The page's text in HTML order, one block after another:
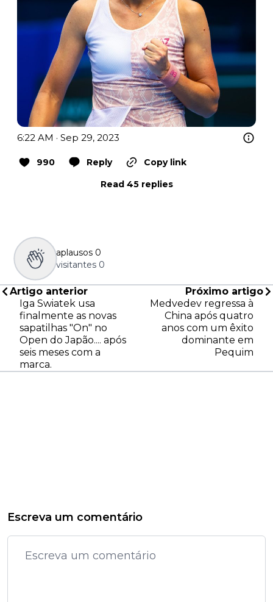
6:22 AM · Sep 29, 2023
990 Reply
Copy link
Read 45 replies
aplausos 0
visitantes 0
Artigo anterior
Iga Swiatek usa
finalmente as novas
sapatilhas "On" no
Open do Japão.... após
seis meses com a
marca.
Próximo artigo
Medvedev regressa à
China após quatro
anos com um êxito
dominante em
Pequim
Escreva um comentário